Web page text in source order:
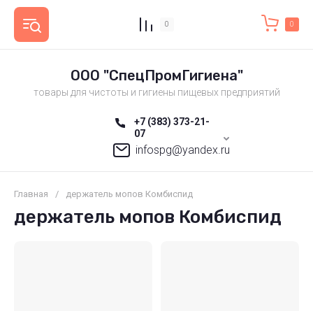
0 0
ООО "СпецПромГигиена"
товары для чистоты и гигиены пищевых предприятий
+7 (383) 373-21-
07
infospg@yandex.ru
Главная / держатель мопов Комбиспид
держатель мопов Комбиспид